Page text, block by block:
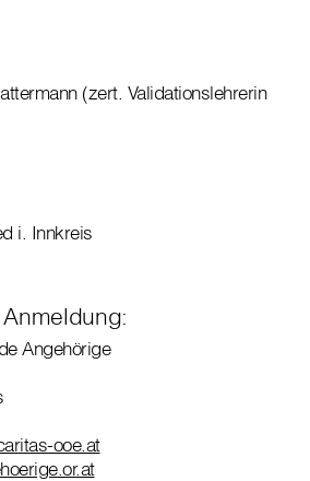
(zert. Validationslehrerin
i. Innkreis
Angehörige
ooe.at